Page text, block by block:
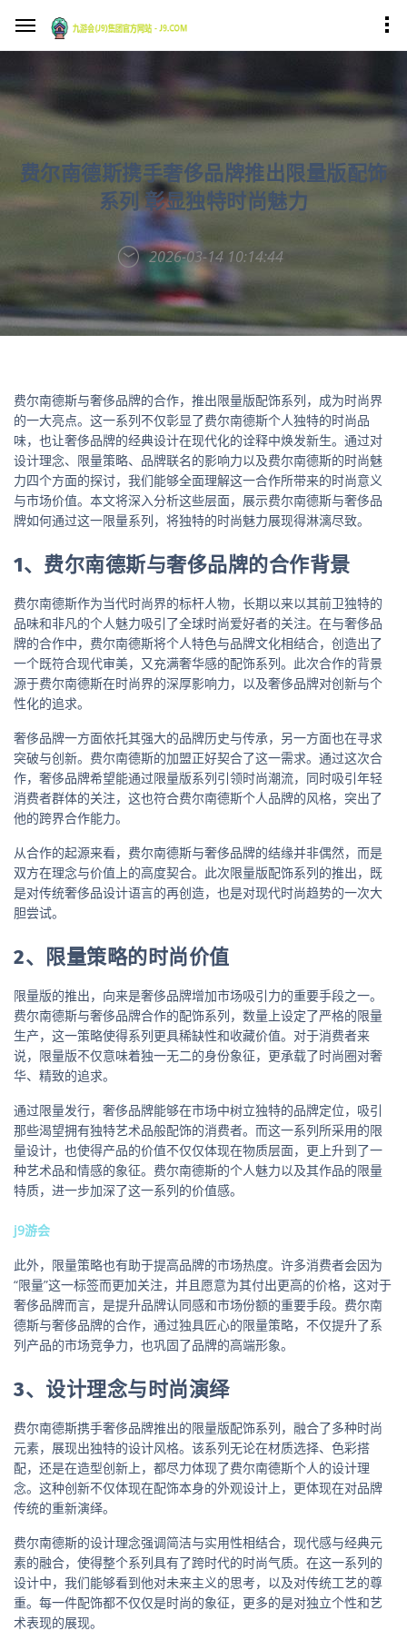
费尔南德斯携手奢侈品牌推出限量版配饰
系列 彰显独特时尚魅力
2026-03-14 10:14:44
费尔南德斯与奢侈品牌的合作，推出限量版配饰系列，成为时尚界
的一大亮点。这一系列不仅彰显了费尔南德斯个人独特的时尚品
味，也让奢侈品牌的经典设计在现代化的诠释中焕发新生。通过对
设计理念、限量策略、品牌联名的影响力以及费尔南德斯的时尚魅
力四个方面的探讨，我们能够全面理解这一合作所带来的时尚意义
与市场价值。本文将深入分析这些层面，展示费尔南德斯与奢侈品
牌如何通过这一限量系列，将独特的时尚魅力展现得淋漓尽致。
1、费尔南德斯与奢侈品牌的合作背景
费尔南德斯作为当代时尚界的标杆人物，长期以来以其前卫独特的
品味和非凡的个人魅力吸引了全球时尚爱好者的关注。在与奢侈品
牌的合作中，费尔南德斯将个人特色与品牌文化相结合，创造出了
一个既符合现代审美，又充满奢华感的配饰系列。此次合作的背景
源于费尔南德斯在时尚界的深厚影响力，以及奢侈品牌对创新与个
性化的追求。
奢侈品牌一方面依托其强大的品牌历史与传承，另一方面也在寻求
突破与创新。费尔南德斯的加盟正好契合了这一需求。通过这次合
作，奢侈品牌希望能通过限量版系列引领时尚潮流，同时吸引年轻
消费者群体的关注，这也符合费尔南德斯个人品牌的风格，突出了
他的跨界合作能力。
从合作的起源来看，费尔南德斯与奢侈品牌的结缘并非偶然，而是
双方在理念与价值上的高度契合。此次限量版配饰系列的推出，既
是对传统奢侈品设计语言的再创造，也是对现代时尚趋势的一次大
胆尝试。
2、限量策略的时尚价值
限量版的推出，向来是奢侈品牌增加市场吸引力的重要手段之一。
费尔南德斯与奢侈品牌合作的配饰系列，数量上设定了严格的限量
生产，这一策略使得系列更具稀缺性和收藏价值。对于消费者来
说，限量版不仅意味着独一无二的身份象征，更承载了时尚圈对奢
华、精致的追求。
通过限量发行，奢侈品牌能够在市场中树立独特的品牌定位，吸引
那些渴望拥有独特艺术品般配饰的消费者。而这一系列所采用的限
量设计，也使得产品的价值不仅仅体现在物质层面，更上升到了一
种艺术品和情感的象征。费尔南德斯的个人魅力以及其作品的限量
特质，进一步加深了这一系列的价值感。
j9游会
此外，限量策略也有助于提高品牌的市场热度。许多消费者会因为
“限量”这一标签而更加关注，并且愿意为其付出更高的价格，这对于
奢侈品牌而言，是提升品牌认同感和市场份额的重要手段。费尔南
德斯与奢侈品牌的合作，通过独具匠心的限量策略，不仅提升了系
列产品的市场竞争力，也巩固了品牌的高端形象。
3、设计理念与时尚演绎
费尔南德斯携手奢侈品牌推出的限量版配饰系列，融合了多种时尚
元素，展现出独特的设计风格。该系列无论在材质选择、色彩搭
配，还是在造型创新上，都尽力体现了费尔南德斯个人的设计理
念。这种创新不仅体现在配饰本身的外观设计上，更体现在对品牌
传统的重新演绎。
费尔南德斯的设计理念强调简洁与实用性相结合，现代感与经典元
素的融合，使得整个系列具有了跨时代的时尚气质。在这一系列的
设计中，我们能够看到他对未来主义的思考，以及对传统工艺的尊
重。每一件配饰都不仅仅是时尚的象征，更多的是对独立个性和艺
术表现的展现。